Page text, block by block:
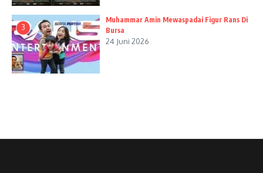
3
Muhammar Amin Mewaspadai Figur Rans Di
Bursa
24 Juni 2026